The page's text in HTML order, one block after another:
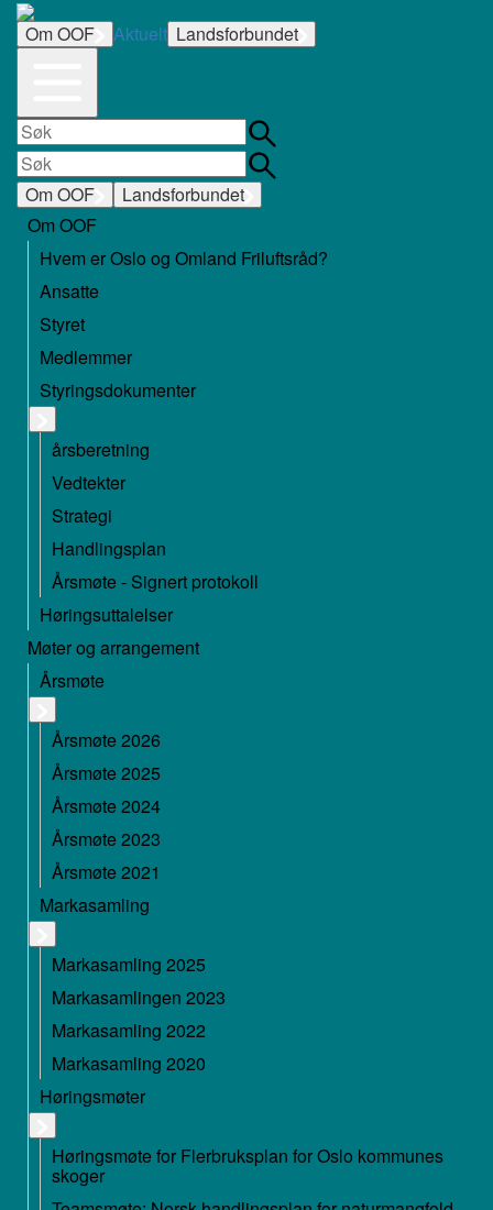
Om OOF Aktuelt Landsforbundet
Om OOF
Landsforbundet
Om OOF
Hvem er Oslo og Omland Friluftsråd?
Ansatte
Styret
Medlemmer
Styringsdokumenter
årsberetning
Vedtekter
Strategi
Handlingsplan
Årsmøte - Signert protokoll
Høringsuttalelser
Møter og arrangement
Årsmøte
Årsmøte 2026
Årsmøte 2025
Årsmøte 2024
Årsmøte 2023
Årsmøte 2021
Markasamling
Markasamling 2025
Markasamlingen 2023
Markasamling 2022
Markasamling 2020
Høringsmøter
Høringsmøte for Flerbruksplan for Oslo kommunes
skoger